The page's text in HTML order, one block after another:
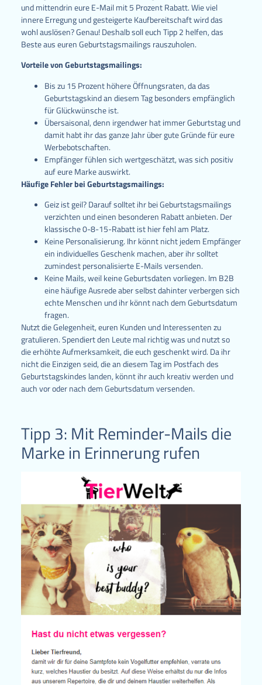
und mittendrin eure E-Mail mit 5 Prozent Rabatt. Wie viel
innere Erregung und gesteigerte Kaufbereitschaft wird das
wohl auslösen? Genau! Deshalb soll euch Tipp 2 helfen, das
Beste aus euren Geburtstagsmailings rauszuholen.
Vorteile von Geburtstagsmailings:
Bis zu 15 Prozent höhere Öffnungsraten, da das
Geburtstagskind an diesem Tag besonders empfänglich
für Glückwünsche ist.
Übersaisonal, denn irgendwer hat immer Geburtstag und
damit habt ihr das ganze Jahr über gute Gründe für eure
Werbebotschaften.
Empfänger fühlen sich wertgeschätzt, was sich positiv
auf eure Marke auswirkt.
Häufige Fehler bei Geburtstagsmailings:
Geiz ist geil? Darauf solltet ihr bei Geburtstagsmailings
verzichten und einen besonderen Rabatt anbieten. Der
klassische 0-8-15-Rabatt ist hier fehl am Platz.
Keine Personalisierung. Ihr könnt nicht jedem Empfänger
ein individuelles Geschenk machen, aber ihr solltet
zumindest personalisierte E-Mails versenden.
Keine Mails, weil keine Geburtsdaten vorliegen. Im B2B
eine häufige Ausrede aber selbst dahinter verbergen sich
echte Menschen und ihr könnt nach dem Geburtsdatum
fragen.
Nutzt die Gelegenheit, euren Kunden und Interessenten zu
gratulieren. Spendiert den Leute mal richtig was und nutzt so
die erhöhte Aufmerksamkeit, die euch geschenkt wird. Da ihr
nicht die Einzigen seid, die an diesem Tag im Postfach des
Geburtstagskindes landen, könnt ihr auch kreativ werden und
auch vor oder nach dem Geburtsdatum versenden.
Tipp 3: Mit Reminder-Mails die
Marke in Erinnerung rufen